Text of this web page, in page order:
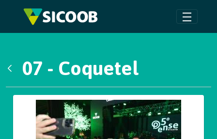
Pular para o Conteúdo principal
07 - Coquetel
Galeria de Mídias